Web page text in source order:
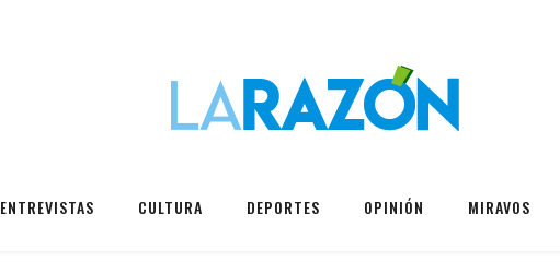
ENTREVISTAS CULTURA DEPORTES OPINIÓN MIRAVOS